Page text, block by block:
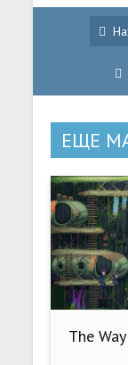
ЕЩЕ
The